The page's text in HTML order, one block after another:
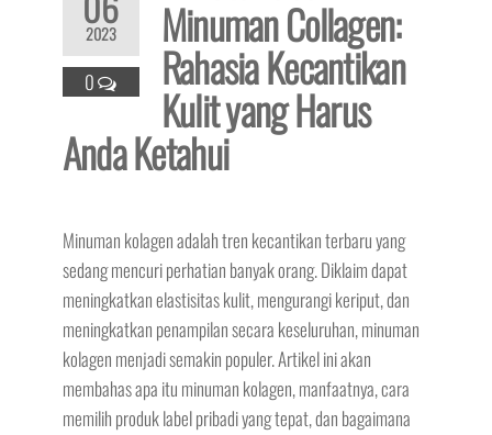
2023
0
Minuman Collagen:
Rahasia Kecantikan
Kulit yang Harus
Anda Ketahui
Minuman kolagen adalah tren kecantikan terbaru yang
sedang mencuri perhatian banyak orang. Diklaim dapat
meningkatkan elastisitas kulit, mengurangi keriput, dan
meningkatkan penampilan secara keseluruhan, minuman
kolagen menjadi semakin populer. Artikel ini akan
membahas apa itu minuman kolagen, manfaatnya, cara
memilih produk label pribadi yang tepat, dan bagaimana